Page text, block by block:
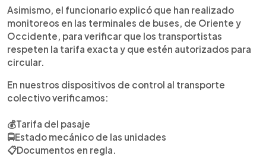
Asimismo, el funcionario explicó que han realizado
monitoreos en las terminales de buses, de Oriente y
Occidente, para verificar que los transportistas
respeten la tarifa exacta y que estén autorizados para
circular.
En nuestros dispositivos de control al transporte
colectivo verificamos:
💰Tarifa del pasaje
🚍Estado mecánico de las unidades
📋Documentos en regla.